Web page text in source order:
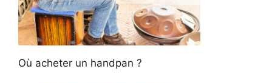
Où acheter un handpan ?